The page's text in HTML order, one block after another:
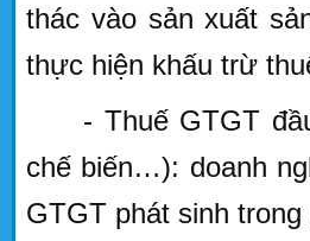
thác vào sản xuất
thực hiện khấu trừ
- Thuế GTGT
chế biến…): doanh
GTGT phát sinh